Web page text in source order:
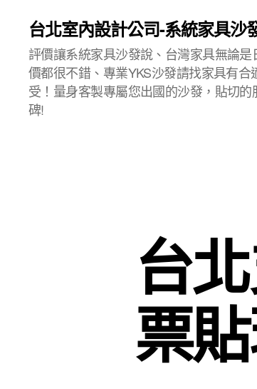
台北室內設計公司-系統家具沙
評價讓系統家具沙發說、台灣家具無論
價都很不錯、專業YKS沙發請找家具有
受！量身客製專屬您出國的沙發，貼切
碑!
台
票